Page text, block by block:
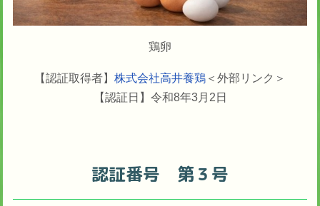
鶏卵
【認証取得者】 株式会社高井養鶏 ＜外部リンク＞
【認証日】令和8年3月2日
認証番号 第３号